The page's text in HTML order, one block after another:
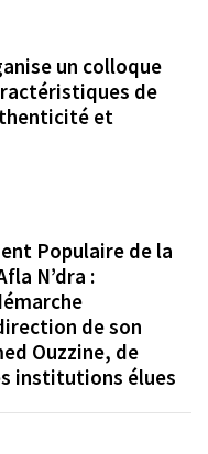
un colloque
de
et
Populaire de la
N’dra :
de son
Ouzzine, de
institutions élues